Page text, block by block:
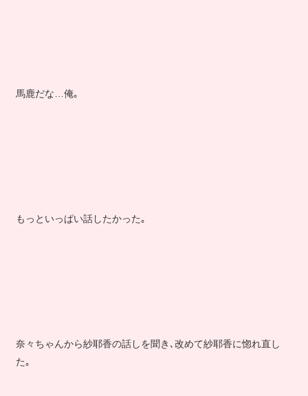
馬鹿だな…俺｡
もっといっぱい話したかった｡
奈々ちゃんから紗耶香の話しを聞き､改めて紗耶香に惚れ直し
た｡